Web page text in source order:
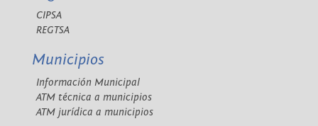
CIPSA
REGTSA
Municipios
Información Municipal
ATM técnica a municipios
ATM jurídica a municipios